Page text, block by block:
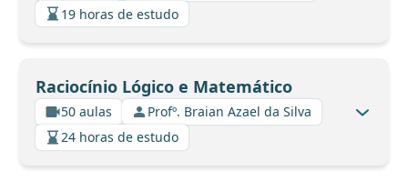
19 horas de estudo
Raciocínio Lógico e Matemático
50 aulas
Profº. Braian Azael da Silva
24 horas de estudo